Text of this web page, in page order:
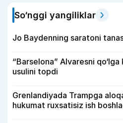
So‘nggi yangiliklar
Jo Baydenning saratoni
“Barselona” Alvaresni
usulini topdi
Grenlandiyada Trampga
hukumat ruxsatisiz ish